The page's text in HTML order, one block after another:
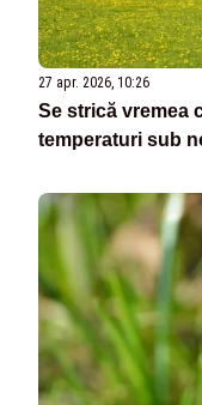
27 apr. 2026, 10:26
Se strică vremea
temperaturi sub